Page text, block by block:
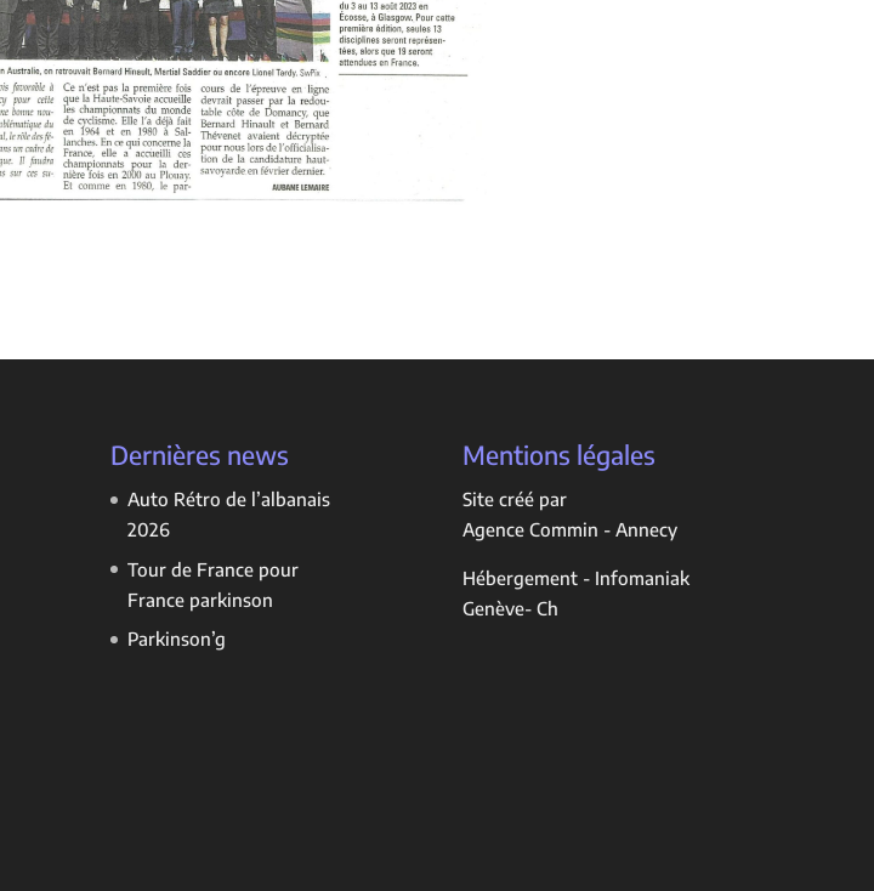
Dernières news
Auto Rétro de l’albanais
2026
Tour de France pour
France parkinson
Parkinson’g
Mentions légales
Site créé par
Agence Commin - Annecy
Hébergement - Infomaniak
Genève- Ch